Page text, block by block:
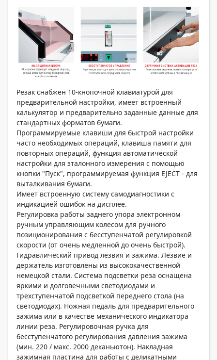
Резак снабжен 10-кнопочной клавиатурой для
предварительной настройки, имеет встроенный
калькулятор и предварительно заданные данные для
стандартных форматов бумаги.
Программируемые клавиши для быстрой настройки
часто необходимых операций, клавиша памяти для
повторных операций, функция автоматической
настройки для эталонного измерения с помощью
кнопки "Пуск", программируемая функция EJECT - для
выталкивания бумаги.
Имеет встроенную систему самодиагностики с
индикацией ошибок на дисплее.
Регулировка работы заднего упора электронном
ручным управляющим колесом для ручного
позиционирования с бесступенчатой регулировкой
скорости (от очень медленной до очень быстрой).
Гидравлический привод лезвия и зажима. Лезвие и
держатель изготовлены из высококачественной
немецкой стали. Система подсветки реза оснащена
яркими и долговечными светодиодами и
трехступенчатой подсветкой переднего стола (на
светодиодах). Ножная педаль для предварительного
зажима или в качестве механического индикатора
линии реза. Регулировочная ручка для
бесступенчатого регулирования давления зажима
(мин. 220 / макс. 2000 деканьютон). Накладная
зажимная пластина для работы с деликатными